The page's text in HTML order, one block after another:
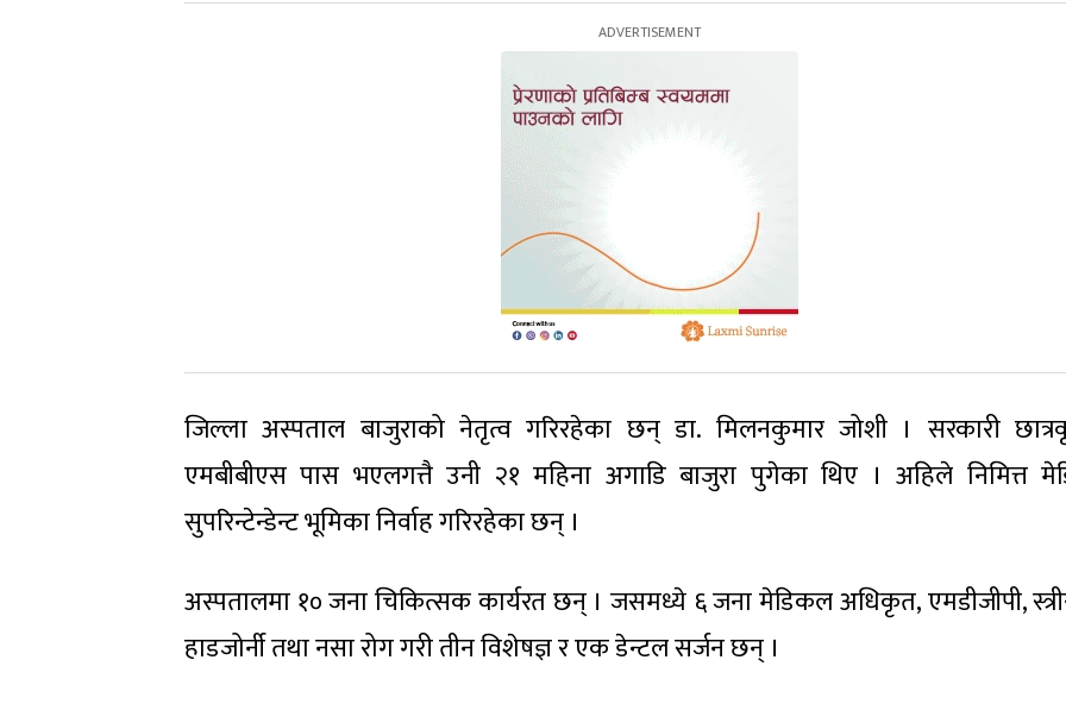
जिल्ला अस्पताल बाजुराको नेतृत्व गरिरहेका छन् डा. मिलनकुमार जोशी । सरकारी
एमबीबीएस पास भएलगत्तै उनी २१ महिना अगाडि बाजुरा पुगेका थिए । अहिले निमित्त
सुपरिन्टेन्डेन्ट भूमिका निर्वाह गरिरहेका छन् ।
अस्पतालमा १० जना चिकित्सक कार्यरत छन् । जसमध्ये ६ जना मेडिकल अधिकृत, एमडीजीपी,
हाडजोर्नी तथा नसा रोग गरी तीन विशेषज्ञ र एक डेन्टल सर्जन छन् ।